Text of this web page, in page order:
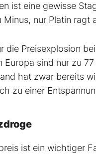
ist eine gewisse
nur Platin ragt
die Preisexplosion
Europa sind nur zu
hat zwar bereits
zu einer
ist ein wichtiger